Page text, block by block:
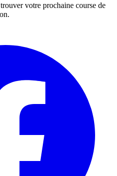
votre prochaine course de